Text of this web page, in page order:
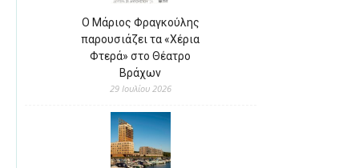
Ο Μάριος Φραγκούλης
παρουσιάζει τα «Χέρια
Φτερά» στο Θέατρο
Βράχων
29 Ιουλίου 2026